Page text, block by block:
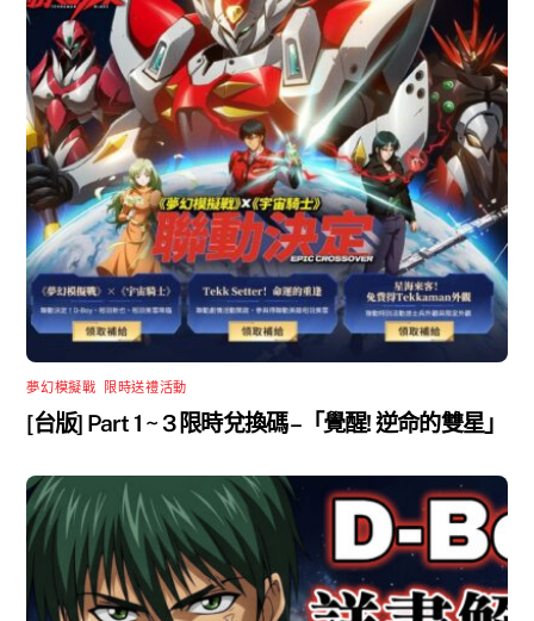
夢幻模擬戰 限時送禮活動
[台版] Part 1 ~ 3 限時兌換碼 –「覺醒! 逆命的雙星」